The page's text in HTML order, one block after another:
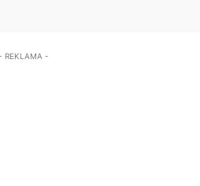
REKLAMA -